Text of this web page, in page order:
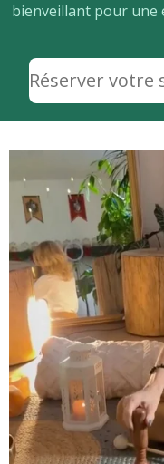
bienveillant pour une
Réserver votre